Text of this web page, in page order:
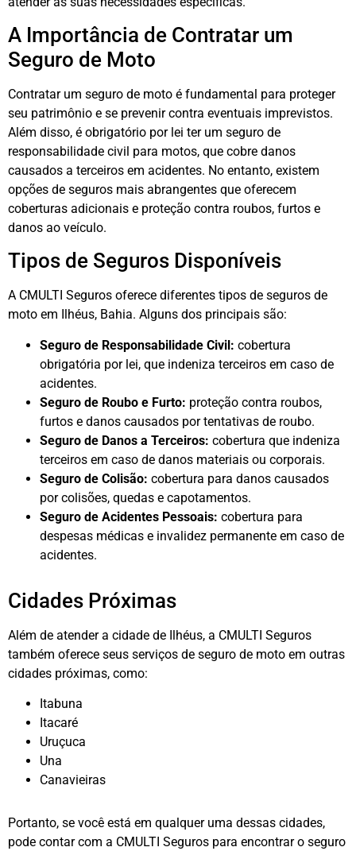
A Importância de Contratar um
Seguro de Moto
Contratar um seguro de moto é fundamental para proteger
seu patrimônio e se prevenir contra eventuais imprevistos.
Além disso, é obrigatório por lei ter um seguro de
responsabilidade civil para motos, que cobre danos
causados a terceiros em acidentes. No entanto, existem
opções de seguros mais abrangentes que oferecem
coberturas adicionais e proteção contra roubos, furtos e
danos ao veículo.
Tipos de Seguros Disponíveis
A CMULTI Seguros oferece diferentes tipos de seguros de
moto em Ilhéus, Bahia. Alguns dos principais são:
Seguro de Responsabilidade Civil: cobertura
obrigatória por lei, que indeniza terceiros em caso de
acidentes.
Seguro de Roubo e Furto: proteção contra roubos,
furtos e danos causados por tentativas de roubo.
Seguro de Danos a Terceiros: cobertura que indeniza
terceiros em caso de danos materiais ou corporais.
Seguro de Colisão: cobertura para danos causados
por colisões, quedas e capotamentos.
Seguro de Acidentes Pessoais: cobertura para
despesas médicas e invalidez permanente em caso de
acidentes.
Cidades Próximas
Além de atender a cidade de Ilhéus, a CMULTI Seguros
também oferece seus serviços de seguro de moto em outras
cidades próximas, como:
Itabuna
Itacaré
Uruçuca
Una
Canavieiras
Portanto, se você está em qualquer uma dessas cidades,
pode contar com a CMULTI Seguros para encontrar o seguro